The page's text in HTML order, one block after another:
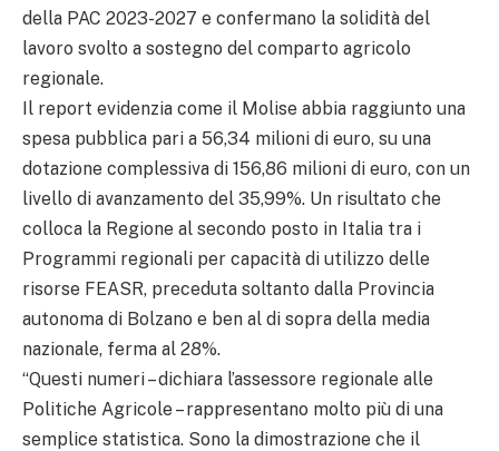
della PAC 2023-2027 e confermano la solidità del
lavoro svolto a sostegno del comparto agricolo
regionale.
Il report evidenzia come il Molise abbia raggiunto una
spesa pubblica pari a 56,34 milioni di euro, su una
dotazione complessiva di 156,86 milioni di euro, con un
livello di avanzamento del 35,99%. Un risultato che
colloca la Regione al secondo posto in Italia tra i
Programmi regionali per capacità di utilizzo delle
risorse FEASR, preceduta soltanto dalla Provincia
autonoma di Bolzano e ben al di sopra della media
nazionale, ferma al 28%.
“Questi numeri – dichiara l’assessore regionale alle
Politiche Agricole – rappresentano molto più di una
semplice statistica. Sono la dimostrazione che il